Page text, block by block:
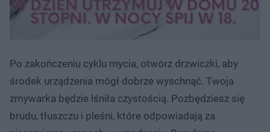
Po zakończeniu cyklu mycia, otwórz drzwiczki, aby
środek urządzenia mógł dobrze wyschnąć. Twoja
zmywarka będzie lśniła czystością. Pozbędziesz się
brudu, tłuszczu i pleśni, które odpowiadają za